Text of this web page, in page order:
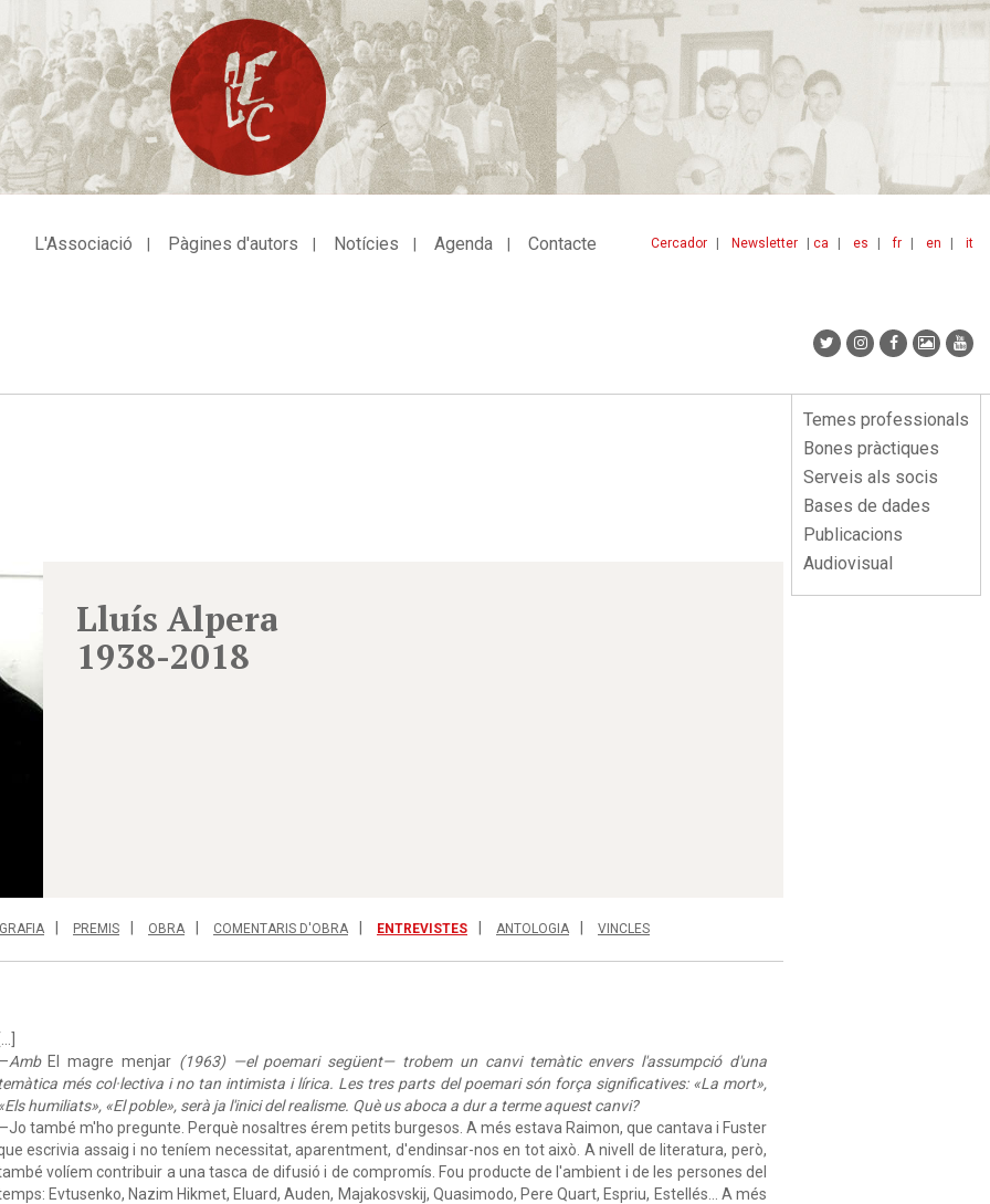
ca es fr en it
Cercador Newsletter
L'Associació Pàgines d'autors Notícies Agenda Contacte
Menu
lateral
Temes professionals
Bones pràctiques
Serveis als socis
Bases de dades
Publicacions
Audiovisual
Lluís Alpera
1938-2018
PREMIS OBRA COMENTARIS D'OBRA ENTREVISTES ANTOLOGIA VINCLES
Amb El magre menjar(1963) —el poemari següent— trobem un canvi temàtic envers l'assumpció d'una
més col·lectiva i no tan intimista i lírica. Les tres parts del poemari són força significatives: «La mort»,
humiliats», «El poble», serà ja l'inici del realisme. Què us aboca a dur a terme aquest canvi?
també m'ho pregunte. Perquè nosaltres érem petits burgesos. A més estava Raimon, que cantava i Fuster
escrivia assaig i no teníem necessitat, aparentment, d'endinsar-nos en tot això. A nivell de literatura, però,
volíem contribuir a una tasca de difusió i de compromís. Fou producte de l'ambient i de les persones del
Evtusenko, Nazim Hikmet, Eluard, Auden, Majakosvskij, Quasimodo, Pere Quart, Espriu, Estellés... A més